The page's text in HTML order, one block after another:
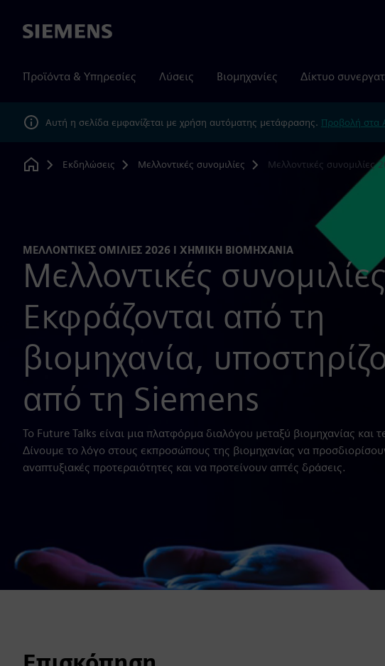
Siemens
Προϊόντα & Υπηρεσίες Λύσεις Βιομηχανίες Δίκτυο
Αυτή η σελίδα εμφανίζεται με χρήση αυτόματης μετάφρασης. Προβολή στα
Home
Εκδηλώσεις Μελλοντικές συνομιλίες Μελλοντικές συνομιλίες
ΜΕΛΛΟΝΤΙΚΈΣ ΟΜΙΛΊΕΣ 2026 I ΧΗΜΙΚΉ ΒΙΟΜΗΧΑΝΊΑ
Μελλοντικές
Εκφράζονται από τη
βιομηχανία,
από τη Siemens
Το Future Talks είναι μια πλατφόρμα διαλόγου μεταξύ βιομηχανίας και
Δίνουμε το λόγο στους εκπροσώπους της βιομηχανίας να
αναπτυξιακές προτεραιότητες και να προτείνουν απτές δράσεις.